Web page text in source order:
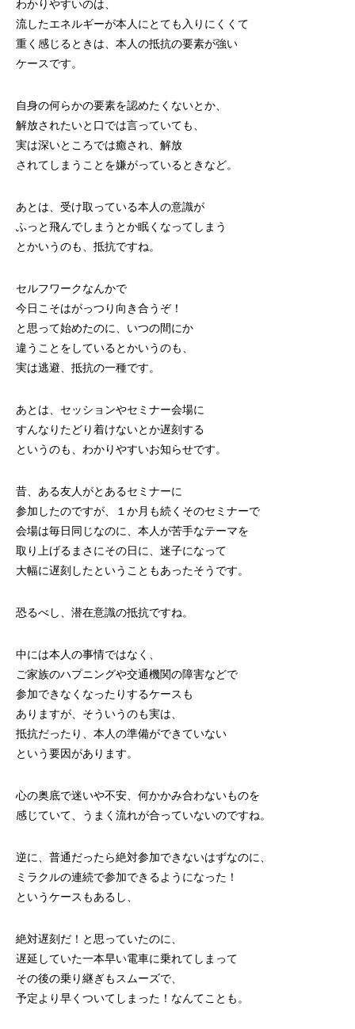
わかりやすいのは、
流したエネルギーが本人にとても入りにくくて
重く感じるときは、本人の抵抗の要素が強い
ケースです。
自身の何らかの要素を認めたくないとか、
解放されたいと口では言っていても、
実は深いところでは癒され、解放
されてしまうことを嫌がっているときなど。
あとは、受け取っている本人の意識が
ふっと飛んでしまうとか眠くなってしまう
とかいうのも、抵抗ですね。
セルフワークなんかで
今日こそはがっつり向き合うぞ！
と思って始めたのに、いつの間にか
違うことをしているとかいうのも、
実は逃避、抵抗の一種です。
あとは、セッションやセミナー会場に
すんなりたどり着けないとか遅刻する
というのも、わかりやすいお知らせです。
昔、ある友人がとあるセミナーに
参加したのですが、１か月も続くそのセミナーで
会場は毎日同じなのに、本人が苦手なテーマを
取り上げるまさにその日に、迷子になって
大幅に遅刻したということもあったそうです。
恐るべし、潜在意識の抵抗ですね。
中には本人の事情ではなく、
ご家族のハプニングや交通機関の障害などで
参加できなくなったりするケースも
ありますが、そういうのも実は、
抵抗だったり、本人の準備ができていない
という要因があります。
心の奥底で迷いや不安、何かかみ合わないものを
感じていて、うまく流れが合っていないのですね。
逆に、普通だったら絶対参加できないはずなのに、
ミラクルの連続で参加できるようになった！
というケースもあるし、
絶対遅刻だ！と思っていたのに、
遅延していた一本早い電車に乗れてしまって
その後の乗り継ぎもスムーズで、
予定より早くついてしまった！なんてことも。